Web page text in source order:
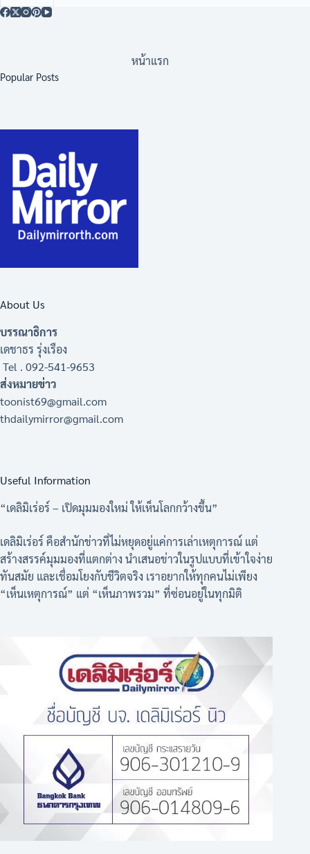
หน้าแรก
Popular Posts
About Us
บรรณาธิการ
เดชาธร รุ่งเรือง
Tel . 092-541-9653
ส่งหมายข่าว
toonist69@gmail.com
thdailymirror@gmail.com
Useful Information
“เดลิมิเร่อร์ – เปิดมุมมองใหม่ ให้เห็นโลกกว้างขึ้น”
เดลิมิเร่อร์ คือสำนักข่าวที่ไม่หยุดอยู่แค่การเล่าเหตุการณ์ แต่
สร้างสรรค์มุมมองที่แตกต่าง นำเสนอข่าวในรูปแบบที่เข้าใจง่าย
ทันสมัย และเชื่อมโยงกับชีวิตจริง เราอยากให้ทุกคนไม่เพียง
“เห็นเหตุการณ์” แต่ “เห็นภาพรวม” ที่ซ่อนอยู่ในทุกมิติ